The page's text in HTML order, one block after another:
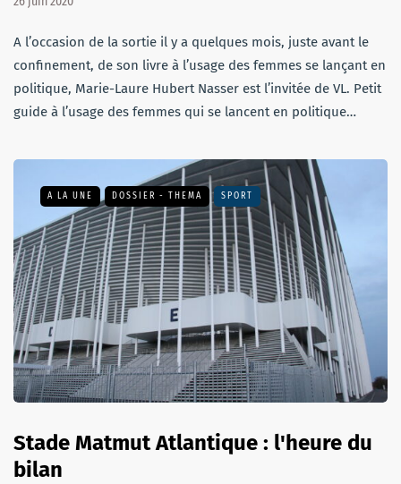
A l’occasion de la sortie il y a quelques mois, juste avant le
confinement, de son livre à l’usage des femmes se lançant en
politique, Marie-Laure Hubert Nasser est l’invitée de VL. Petit
guide à l’usage des femmes qui se lancent en politique…
A LA UNE DOSSIER - THEMA SPORT
Stade Matmut Atlantique : l'heure du
bilan